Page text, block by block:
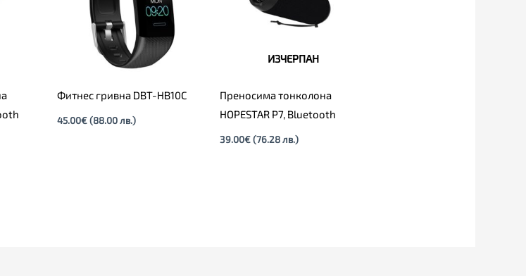
Фитнес гривна DBT-HB10C
45.00€(88.00 лв.)
ИЗЧЕРПАН
Преносима тонколона
HOPESTAR P7, Bluetooth
39.00€ (76.28 лв.)